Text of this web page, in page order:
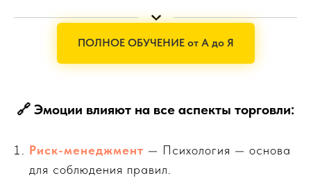
ПОЛНОЕ ОБУЧЕНИЕ от А до Я
🔗 Эмоции влияют на все аспекты торговли:
Риск-менеджмент — Психология — основа
для соблюдения правил.